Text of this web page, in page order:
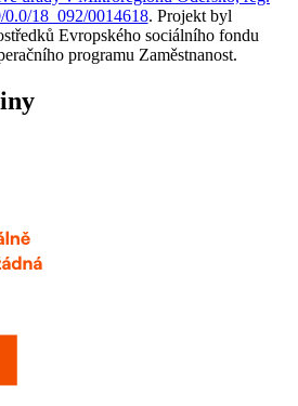
18_092/0014618. Projekt byl
Evropského sociálního fondu
programu Zaměstnanost.